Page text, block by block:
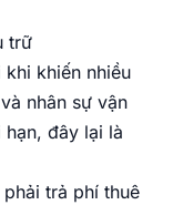
trữ
khiến nhiều
nhân sự vận
hạn, đây lại là
trả phí thuê